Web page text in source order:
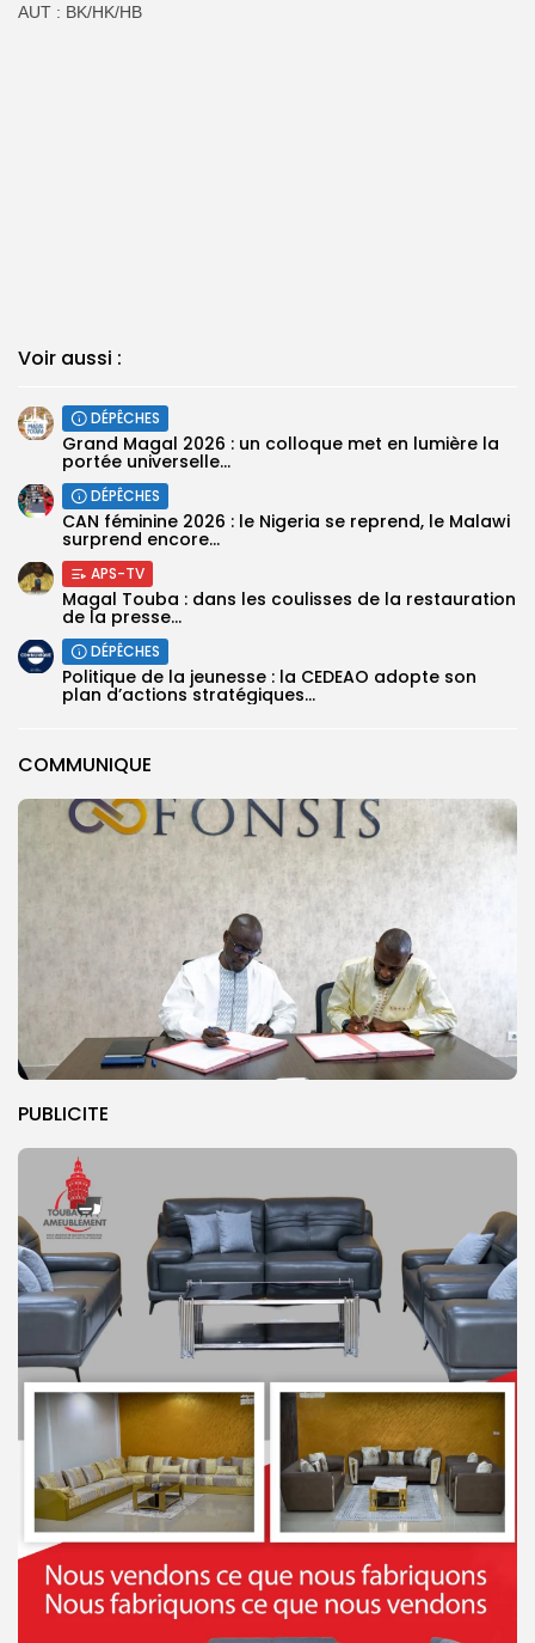
COMMUNIQUE
PUBLICITE
AUT : BK/HK/HB
Voir aussi :
DÉPÊCHES
Grand Magal 2026 : un colloque met en lumière la
portée universelle...
DÉPÊCHES
‎CAN féminine 2026 : le Nigeria se reprend, le Malawi
surprend encore...
APS-TV
Magal Touba : dans les coulisses de la restauration
de la presse...
DÉPÊCHES
Politique de la jeunesse : la CEDEAO adopte son
plan d’actions stratégiques...